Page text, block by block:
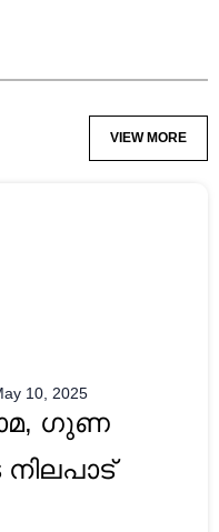
VIEW MORE
10, 2025
ഗുണ